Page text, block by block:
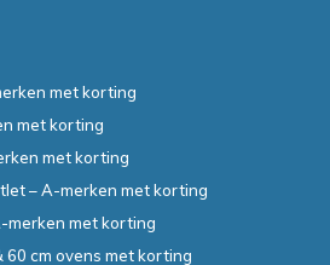
met korting
met korting
met korting
– A-merken met korting
merken met korting
60 cm ovens met korting